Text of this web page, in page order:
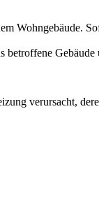
Wohngebäude.
betroffene
verursacht,